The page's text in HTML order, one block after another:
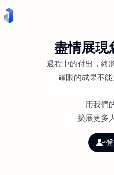
盡情展現
過程中的付出，終
耀眼的成果不
用我們
擴展更多